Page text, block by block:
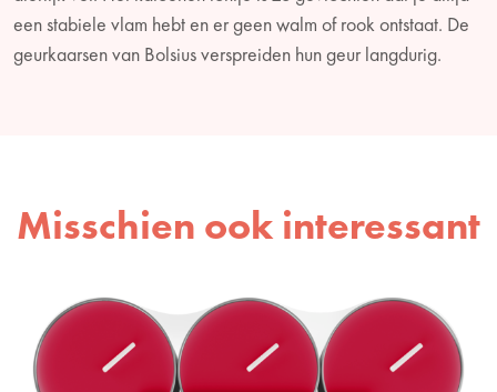
een stabiele vlam hebt en er geen walm of rook ontstaat. De
geurkaarsen van Bolsius verspreiden hun geur langdurig.
Misschien ook interessant